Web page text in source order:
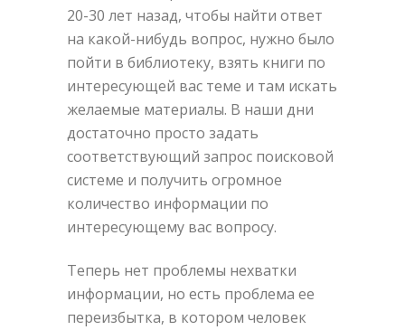
20-30 лет назад, чтобы найти ответ
на какой-нибудь вопрос, нужно было
пойти в библиотеку, взять книги по
интересующей вас теме и там искать
желаемые материалы. В наши дни
достаточно просто задать
соответствующий запрос поисковой
системе и получить огромное
количество информации по
интересующему вас вопросу.
Теперь нет проблемы нехватки
информации, но есть проблема ее
переизбытка, в котором человек